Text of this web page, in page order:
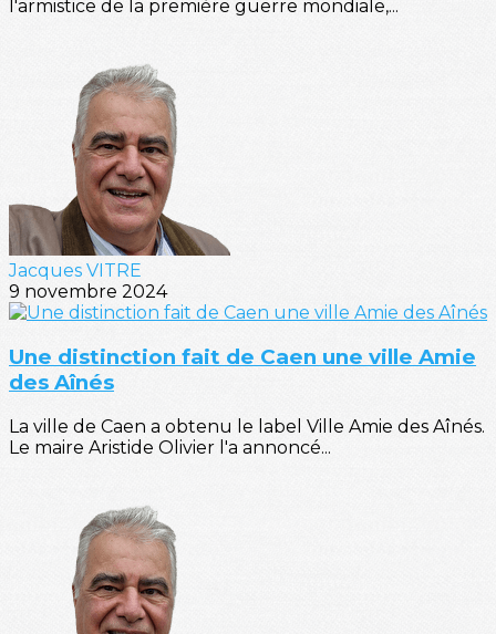
l'armistice de la première guerre mondiale,...
Jacques VITRE
9 novembre 2024
Une distinction fait de Caen une ville Amie
des Aînés
La ville de Caen a obtenu le label Ville Amie des Aînés.
Le maire Aristide Olivier l'a annoncé...